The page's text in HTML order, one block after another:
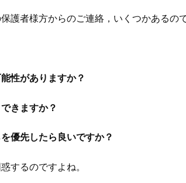
護者様方からのご連絡，いくつかあるので
性がありますか？
きますか？
優先したら良いですか？
するのですよね。